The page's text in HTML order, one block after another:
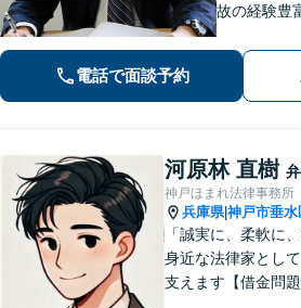
故の経験豊
決策をご提
学大学院（
授。
電話で面談予約
河原林 直樹
神戸ほまれ法律事務所
兵庫県|神戸市垂水
「誠実に、柔軟に
身近な法律家とし
支えます【借金問題